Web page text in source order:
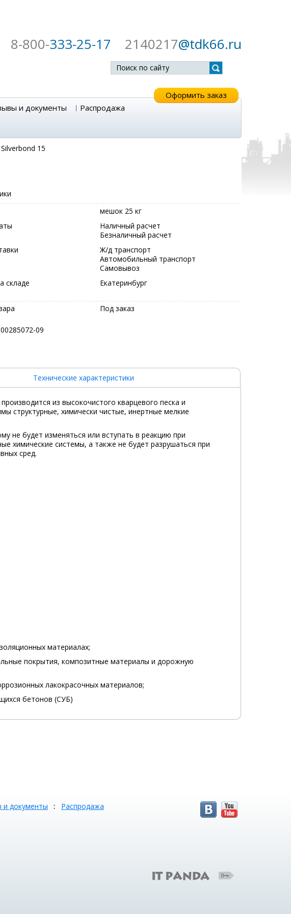
8-800-333-25-17 2140217@tdk66.ru
Оформить заказ
и документы
Распродажа
15
мешок 25 кг
Наличный расчет
Безналичный расчет
Ж/д транспорт
Автомобильный транспорт
Самовывоз
складе
Екатеринбург
Под заказ
09
Технические характеристики
производится из высокочистого кварцевого песка и
структурные, химически чистые, инертные мелкие
не будет изменяться или вступать в реакцию при
химические системы, а также не будет разрушаться при
сред.
материалах;
покрытия, композитные материалы и дорожную
лакокрасочных материалов;
бетонов (СУБ)
документы
Распродажа